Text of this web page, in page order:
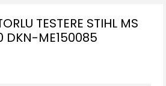
TESTERE STIHL MS
DKN-ME150085